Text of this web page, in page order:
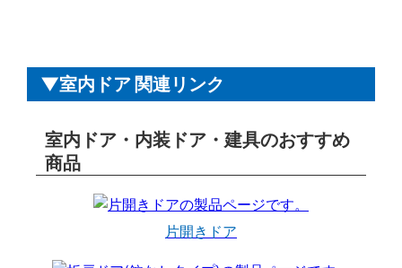
室内ドア 関連リンク
室内ドア・内装ドア・建具のおすすめ
商品
片開きドア